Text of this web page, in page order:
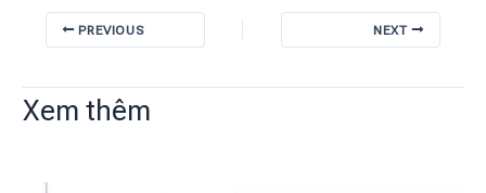
PREVIOUS NEXT
Xem thêm